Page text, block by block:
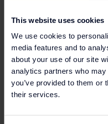
This website uses cookies
We use cookies to
media features and to
about your use of our site
analytics partners who
you’ve provided to them or
their services.
7. PERSOONSGEGEVENS
8.